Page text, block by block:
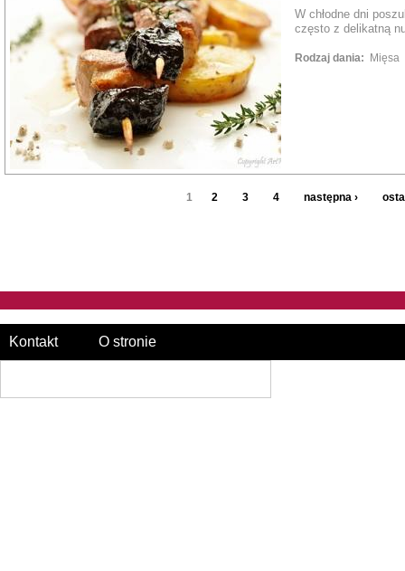
W chłodne dni
często z delikatną
Rodzaj dania: Mięsa
1 2 3 4 następna ›
Kontakt O stronie